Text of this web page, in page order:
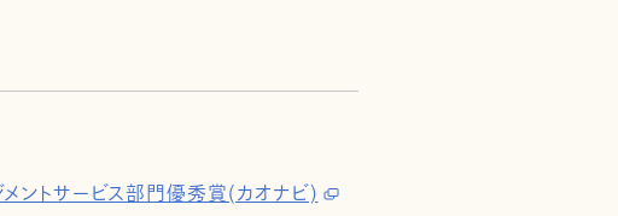
ントサービス部門優秀賞(カオナビ)